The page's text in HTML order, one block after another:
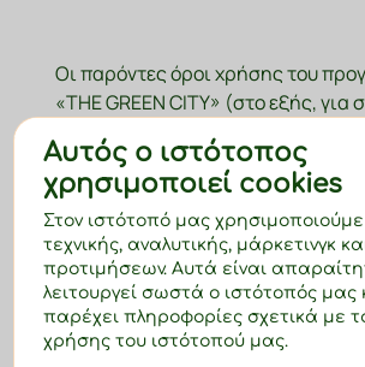
Οι παρόντες όροι χρήσης του
«THE GREEN CITY» (στο εξής, για
«Όροι Χρήσης»
Διαδικτυακό Τόπο
εξής, για συντομία, ο
και περιγράφουν τη συνεργασία
χρήστη της Υπηρεσίας (στο εξής,
συντομία,«Εσείς» ή ο«Χρήστης»
εταιρείας με την επωνυμία
εδρεύει στην Αθήνα, Καλλιρρόης
Αυτός ο ιστότοπος
χρησιμοποιεί cookies
Στον ιστότοπό μας
τεχνικής, αναλυτικής, μάρκετινγκ
προτιμήσεων. Αυτά είναι
λειτουργεί σωστά ο ιστότοπός μας
παρέχει πληροφορίες σχετικά με
χρήσης του ιστότοπού μας.